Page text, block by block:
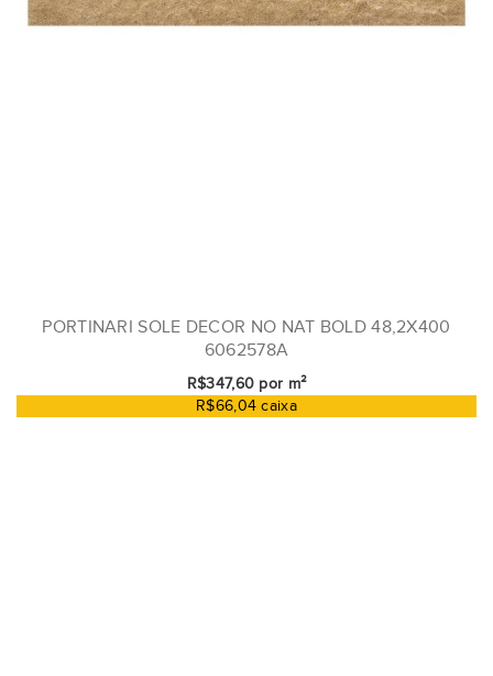
PORTINARI SOLE DECOR NO NAT BOLD 48,2X400
6062578A
R$347,60 por m²
R$66,04 caixa